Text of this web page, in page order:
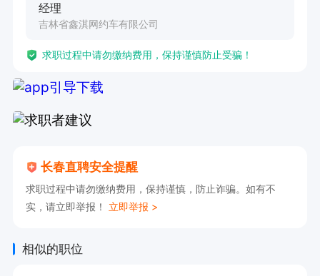
5. 公司承担车辆保养、保险、年审费用，免费培
6. 薪资待遇优厚，9000-12000元，月流水12000
元以上部分全归司机，收入与服务时长紧密挂钩，
经理
吉林省鑫淇网约车有限公司
求职过程中请勿缴纳费用，保持谨慎防止受骗！
长春直聘安全提醒
求职过程中请勿缴纳费用，保持谨慎，防止诈骗。如有不
实，请立即举报！ 立即举报 >
相似的职位